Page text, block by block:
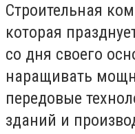
Строительная
которая
со дня своего
наращивать
передовые
зданий и